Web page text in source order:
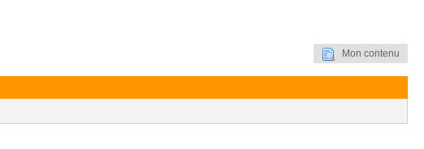
Mon contenu